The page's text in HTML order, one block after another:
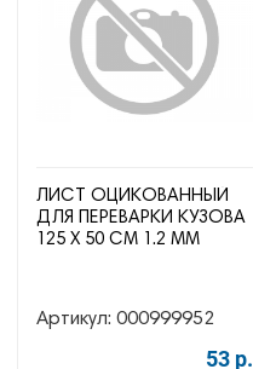
ЛИСТ ОЦИКОВАННЫЙ
ДЛЯ ПЕРЕВАРКИ КУЗОВА
125 Х 50 СМ 1.2 ММ
Артикул: 000999952
53 р.